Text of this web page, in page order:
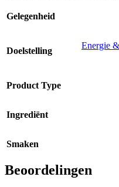
Gelegenheid
Doelstelling
Energie
Product Type
Ingrediënt
Smaken
Beoordelingen